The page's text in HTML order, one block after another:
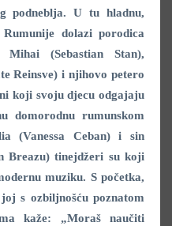
podneblja. U tu hladnu,
dolazi porodica
(Sebastian Stan),
Reinsve) i njihovo petero
koji svoju djecu odgajaju
domorodnu rumunskom
(Vanessa Ceban) i sin
Breazu) tinejdžeri su koji
muziku. S početka,
s ozbiljnošću poznatom
kaže: „Moraš naučiti